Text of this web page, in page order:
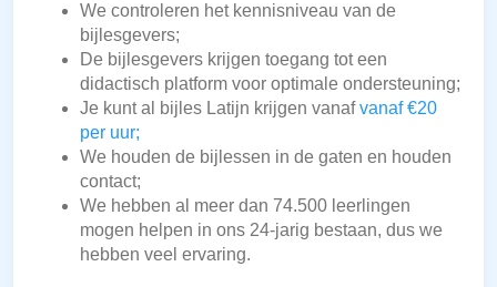
We controleren het kennisniveau van de
bijlesgevers;
De bijlesgevers krijgen toegang tot een
didactisch platform voor optimale ondersteuning;
Je kunt al bijles Latijn krijgen vanafvanaf €20
per uur;
We houden de bijlessen in de gaten en houden
contact;
We hebben al meer dan 74.500 leerlingen
mogen helpen in ons 24-jarig bestaan, dus we
hebben veel ervaring.